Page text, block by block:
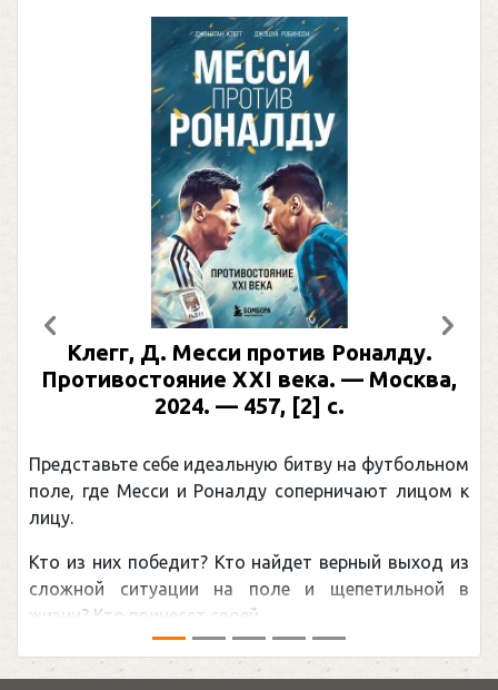
Клегг, Д. Месси против Роналду.
Противостояние XXI века. — Москва,
2024. — 457, [2] с.
Представьте себе идеальную битву на футбольном
поле, где Месси и Роналду соперничают лицом к
лицу.
Кто из них победит? Кто найдет верный выход из
сложной ситуации на поле и щепетильной в
жизни? Кто принесет своей ...
Предыдущий